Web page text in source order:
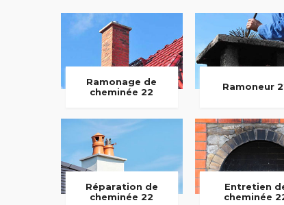
Ramonage de
cheminée 22
Ramoneur
Réparation de
cheminée 22
Entretien
cheminée